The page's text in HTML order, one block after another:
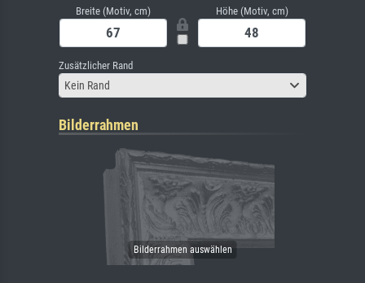
Breite (Motiv, cm) Höhe (Motiv, cm)
Zusätzlicher Rand
Kein Rand
Bilderrahmen